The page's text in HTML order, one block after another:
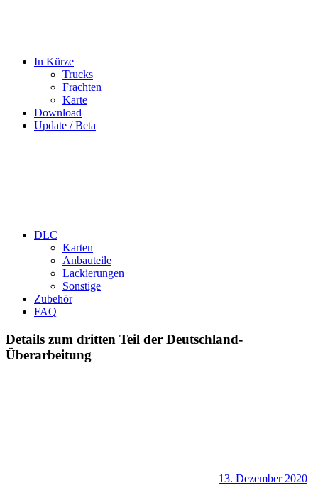
In Kürze
Trucks
Frachten
Karte
Download
Update / Beta
DLC
Karten
Anbauteile
Lackierungen
Sonstige
Zubehör
FAQ
Details zum dritten Teil der Deutschland-
Überarbeitung
13. Dezember 2020